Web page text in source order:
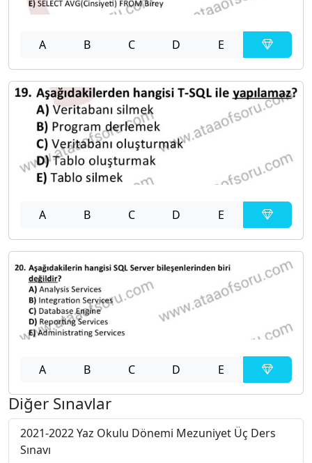
A B C D E
A B C D E
A B C D E
Diğer Sınavlar
2021-2022 Yaz Okulu Dönemi Mezuniyet Üç Ders
Sınavı